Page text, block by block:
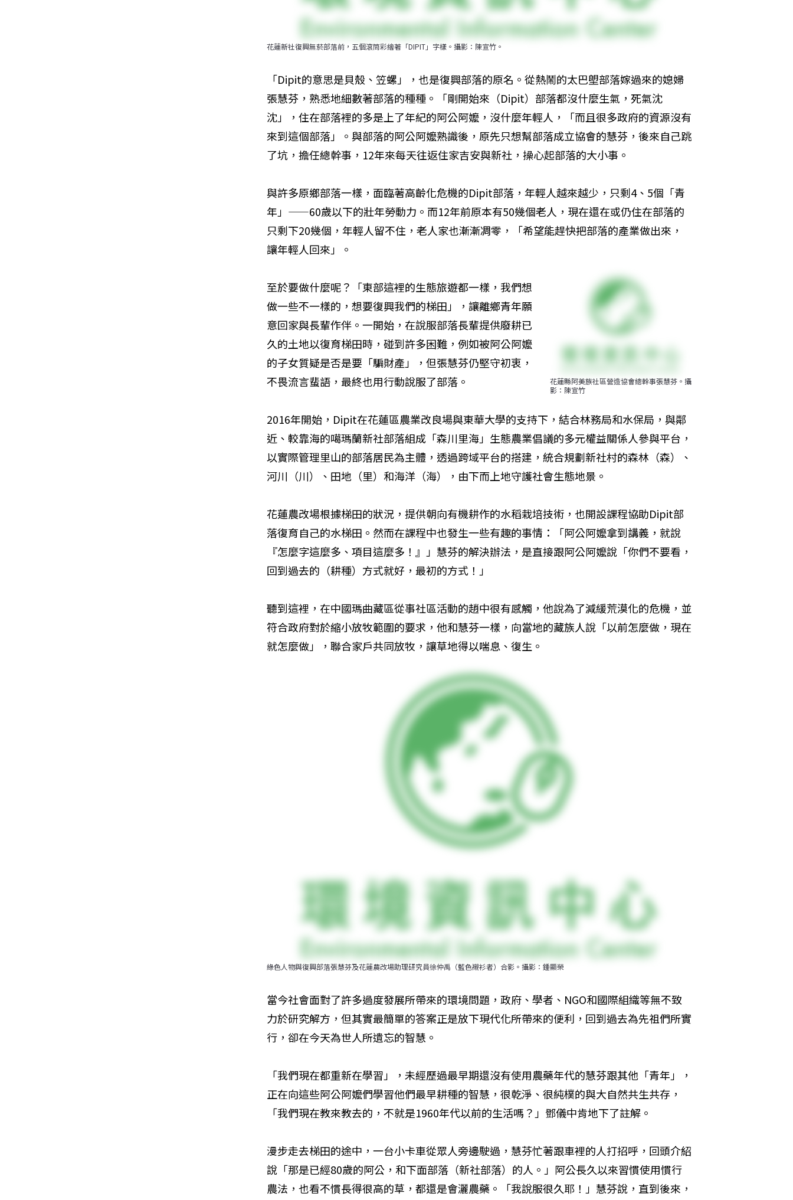
花蓮新社復興無菸部落前，五個滾筒彩繪著「DIPIT」字樣。攝影：陳宣竹。
「Dipit的意思是貝殼、笠螺」，也是復興部落的原名。從熱鬧的太巴塱部落嫁過來的媳婦
張慧芬，熟悉地細數著部落的種種。「剛開始來（Dipit）部落都沒什麼生氣，死氣沈
沈」，住在部落裡的多是上了年紀的阿公阿嬤，沒什麼年輕人，「而且很多政府的資源沒有
來到這個部落」。與部落的阿公阿嬤熟識後，原先只想幫部落成立協會的慧芬，後來自己跳
了坑，擔任總幹事，12年來每天往返住家吉安與新社，操心起部落的大小事。
與許多原鄉部落一樣，面臨著高齡化危機的Dipit部落，年輕人越來越少，只剩4、5個「青
年」——60歲以下的壯年勞動力。而12年前原本有50幾個老人，現在還在或仍住在部落的
只剩下20幾個，年輕人留不住，老人家也漸漸凋零，「希望能趕快把部落的產業做出來，
讓年輕人回來」。
花蓮縣阿美族社區營造協會總幹事張慧芬。攝
影：陳宣竹
至於要做什麼呢？「東部這裡的生態旅遊都一樣，我們想
做一些不一樣的，想要復興我們的梯田」，讓離鄉青年願
意回家與長輩作伴。一開始，在說服部落長輩提供廢耕已
久的土地以復育梯田時，碰到許多困難，例如被阿公阿嬤
的子女質疑是否是要「騙財產」，但張慧芬仍堅守初衷，
不畏流言蜚語，最終也用行動說服了部落。
2016年開始，Dipit在花蓮區農業改良場與東華大學的支持下，結合林務局和水保局，與鄰
近、較靠海的噶瑪蘭新社部落組成「森川里海」生態農業倡議的多元權益關係人參與平台，
以實際管理里山的部落居民為主體，透過跨域平台的搭建，統合規劃新社村的森林（森）、
河川（川）、田地（里）和海洋（海），由下而上地守護社會生態地景。
花蓮農改場根據梯田的狀況，提供朝向有機耕作的水稻栽培技術，也開設課程協助Dipit部
落復育自己的水梯田。然而在課程中也發生一些有趣的事情：「阿公阿嬤拿到講義，就說
『怎麼字這麼多、項目這麼多！』」慧芬的解決辦法，是直接跟阿公阿嬤說「你們不要看，
回到過去的（耕種）方式就好，最初的方式！」
聽到這裡，在中國瑪曲藏區從事社區活動的趙中很有感觸，他說為了減緩荒漠化的危機，並
符合政府對於縮小放牧範圍的要求，他和慧芬一樣，向當地的藏族人說「以前怎麼做，現在
就怎麼做」，聯合家戶共同放牧，讓草地得以喘息、復生。
綠色人物與復興部落張慧芬及花蓮農改場助理研究員徐仲禹（藍色襯衫者）合影。攝影：鍾顯榮
當今社會面對了許多過度發展所帶來的環境問題，政府、學者、NGO和國際組織等無不致
力於研究解方，但其實最簡單的答案正是放下現代化所帶來的便利，回到過去為先祖們所實
行，卻在今天為世人所遺忘的智慧。
「我們現在都重新在學習」，未經歷過最早期還沒有使用農藥年代的慧芬跟其他「青年」，
正在向這些阿公阿嬤們學習他們最早耕種的智慧，很乾淨、很純樸的與大自然共生共存，
「我們現在教來教去的，不就是1960年代以前的生活嗎？」鄧儀中肯地下了註解。
漫步走去梯田的途中，一台小卡車從眾人旁邊駛過，慧芬忙著跟車裡的人打招呼，回頭介紹
說「那是已經80歲的阿公，和下面部落（新社部落）的人。」阿公長久以來習慣使用慣行
農法，也看不慣長得很高的草，都還是會灑農藥。「我說服很久耶！」慧芬說，直到後來，